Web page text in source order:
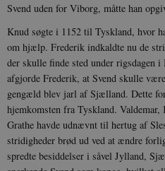
Svend uden for Viborg, måtte han
Knud søgte i 1152 til Tyskland, hvor
om hjælp. Frederik indkaldte nu de
der skulle finde sted under rigsdagen
afgjorde Frederik, at Svend skulle
gengæld blev jarl af Sjælland. Dette
hjemkomsten fra Tyskland. Valdemar,
Grathe havde udnævnt til hertug af
stridigheder brød ud ved at ændre
spredte besiddelser i såvel Jylland,